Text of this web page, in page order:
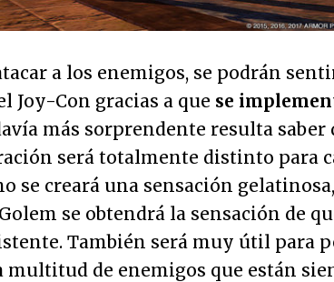
a los enemigos, se podrán
Joy-Con gracias a que se
más sorprendente resulta saber
será totalmente distinto para
se creará una sensación
se obtendrá la sensación de
También será muy útil para
multitud de enemigos que están